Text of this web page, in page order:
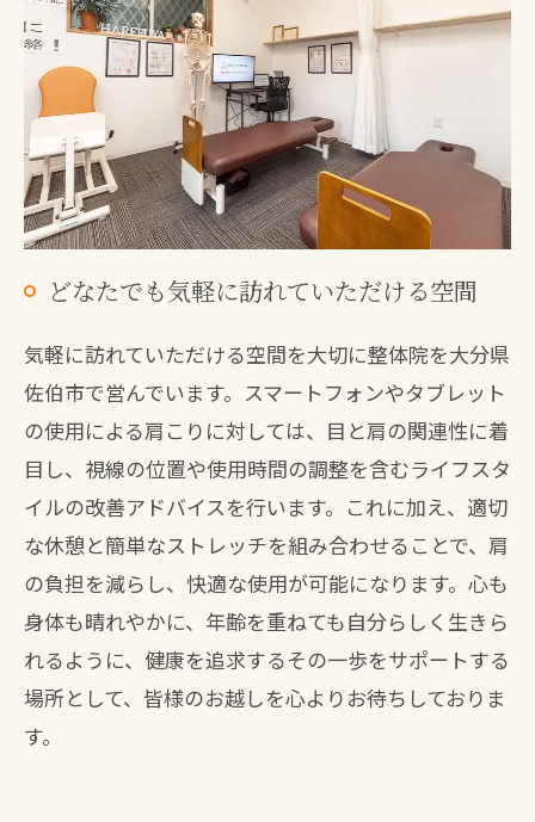
どなたでも気軽に訪れていただける空間
気軽に訪れていただける空間を大切に整体院を大分県
佐伯市で営んでいます。スマートフォンやタブレット
の使用による肩こりに対しては、目と肩の関連性に着
目し、視線の位置や使用時間の調整を含むライフスタ
イルの改善アドバイスを行います。これに加え、適切
な休憩と簡単なストレッチを組み合わせることで、肩
の負担を減らし、快適な使用が可能になります。心も
身体も晴れやかに、年齢を重ねても自分らしく生きら
れるように、健康を追求するその一歩をサポートする
場所として、皆様のお越しを心よりお待ちしておりま
す。